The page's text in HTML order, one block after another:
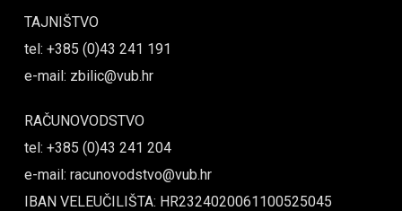
TAJNIŠTVO
tel: +385 (0)43 241 191
e-mail: zbilic@vub.hr
RAČUNOVODSTVO
tel: +385 (0)43 241 204
e-mail: racunovodstvo@vub.hr
IBAN VELEUČILIŠTA: HR2324020061100525045